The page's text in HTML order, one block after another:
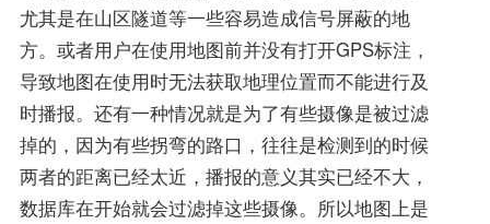
尤其是在山区隧道等一些容易造成信号屏蔽的地
方。或者用户在使用地图前并没有打开GPS标注，
导致地图在使用时无法获取地理位置而不能进行及
时播报。还有一种情况就是为了有些摄像是被过滤
掉的，因为有些拐弯的路口，往往是检测到的时候
两者的距离已经太近，播报的意义其实已经不大，
数据库在开始就会过滤掉这些摄像。所以地图上是